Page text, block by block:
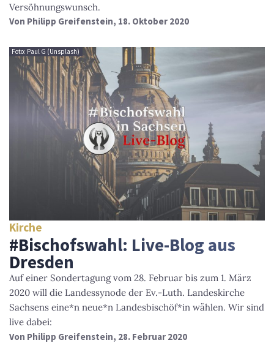
Versöhnungswunsch.
Von Philipp Greifenstein, 18. Oktober 2020
Foto: Paul G (Unsplash)
Kirche
#Bischofswahl: Live-Blog aus
Dresden
Auf einer Sondertagung vom 28. Februar bis zum 1. März
2020 will die Landessynode der Ev.-Luth. Landeskirche
Sachsens eine*n neue*n Landesbischöf*in wählen. Wir sind
live dabei:
Von Philipp Greifenstein, 28. Februar 2020